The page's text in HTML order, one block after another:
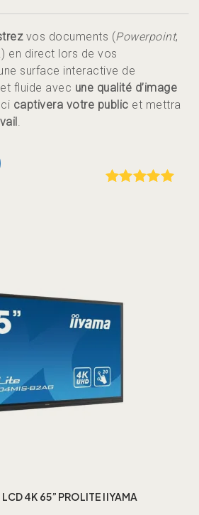
vos documents (Powerpoint,
en direct lors de vos
surface interactive de
fluide avec une qualité d’image
captivera votre public et mettra
.
4K 65” PROLITE IIYAMA